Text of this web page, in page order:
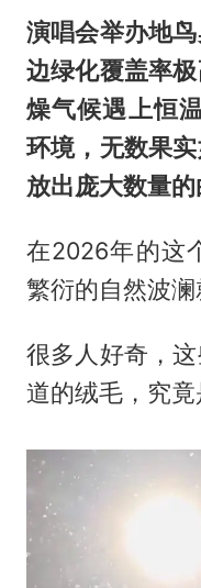
演唱会举办地
边绿化覆盖率
燥气候遇上恒
环境，无数果
放出庞大数量的
在2026年的这
繁衍的自然波澜
很多人好奇，
道的绒毛，究竟